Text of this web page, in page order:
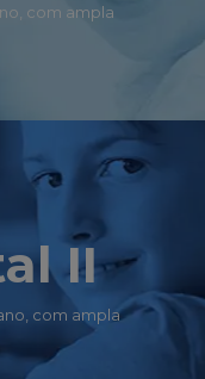
com ampla
II
com ampla